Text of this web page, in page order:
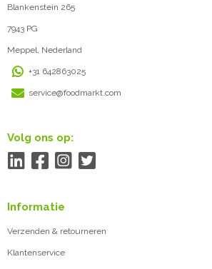
Blankenstein 265
7943 PG
Meppel, Nederland
+31 642863025
service@foodmarkt.com
Volg ons op:
Informatie
Verzenden & retourneren
Klantenservice